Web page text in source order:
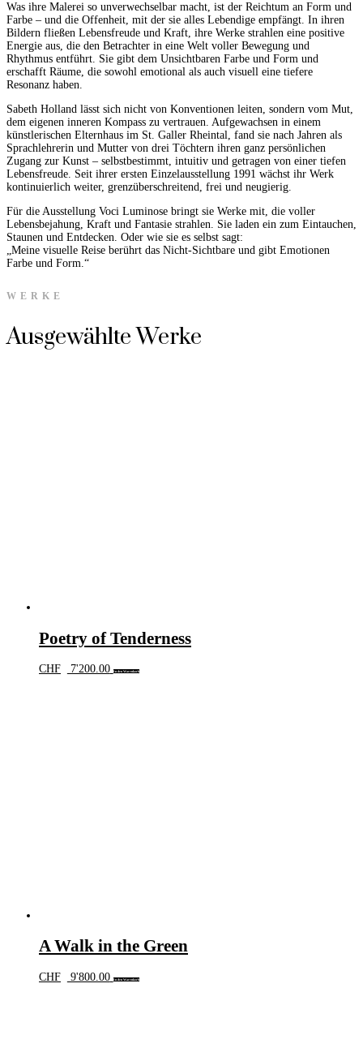
Was ihre Malerei so unverwechselbar macht, ist der Reichtum an Form und
Farbe – und die Offenheit, mit der sie alles Lebendige empfängt. In ihren
Bildern fließen Lebensfreude und Kraft, ihre Werke strahlen eine positive
Energie aus, die den Betrachter in eine Welt voller Bewegung und
Rhythmus entführt. Sie gibt dem Unsichtbaren Farbe und Form und
erschafft Räume, die sowohl emotional als auch visuell eine tiefere
Resonanz haben.
Sabeth Holland lässt sich nicht von Konventionen leiten, sondern vom Mut,
dem eigenen inneren Kompass zu vertrauen. Aufgewachsen in einem
künstlerischen Elternhaus im St. Galler Rheintal, fand sie nach Jahren als
Sprachlehrerin und Mutter von drei Töchtern ihren ganz persönlichen
Zugang zur Kunst – selbstbestimmt, intuitiv und getragen von einer tiefen
Lebensfreude. Seit ihrer ersten Einzelausstellung 1991 wächst ihr Werk
kontinuierlich weiter, grenzüberschreitend, frei und neugierig.
Für die Ausstellung Voci Luminose bringt sie Werke mit, die voller
Lebensbejahung, Kraft und Fantasie strahlen. Sie laden ein zum Eintauchen,
Staunen und Entdecken. Oder wie sie es selbst sagt:
„Meine visuelle Reise berührt das Nicht-Sichtbare und gibt Emotionen
Farbe und Form.“
WERKE
Ausgewählte Werke
Poetry of Tenderness
CHF 7'200.00 In den Warenkorb
A Walk in the Green
CHF 9'800.00 In den Warenkorb